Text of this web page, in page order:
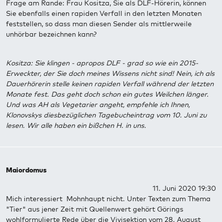
Frage am Rande: Frau Kositza, Sie als DLF-Hörerin, können
Sie ebenfalls einen rapiden Verfall in den letzten Monaten
feststellen, so dass man diesen Sender als mittlerweile
unhörbar bezeichnen kann?
Kositza: Sie klingen - apropos DLF - grad so wie ein 2015-
Erweckter, der Sie doch meines Wissens nicht sind! Nein, ich als
Dauerhörerin stelle keinen rapiden Verfall während der letzten
Monate fest. Das geht doch schon ein gutes Weilchen länger.
Und was AH als Vegetarier angeht, empfehle ich Ihnen,
Klonovskys diesbezüglichen Tagebucheintrag vom 10. Juni zu
lesen. Wir alle haben ein bißchen H. in uns.
Maiordomus
11. Juni 2020 19:30
Mich interessiert Mohnhaupt nicht. Unter Texten zum Thema
"Tier" aus jener Zeit mit Quellenwert gehört Görings
wohlformulierte Rede über die Vivisektion vom 28. August